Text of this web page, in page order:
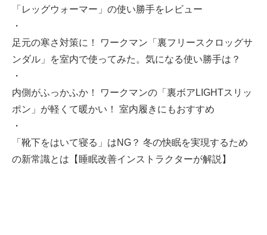
「レッグウォーマー」の使い勝手をレビュー
・
足元の寒さ対策に！ ワークマン「裏フリースクロッグサ
ンダル」を室内で使ってみた。気になる使い勝手は？
・
内側がふっかふか！ ワークマンの「裏ボアLIGHTスリッ
ポン」が軽くて暖かい！ 室内履きにもおすすめ
・
「靴下をはいて寝る」はNG？ 冬の快眠を実現するため
の新常識とは【睡眠改善インストラクターが解説】